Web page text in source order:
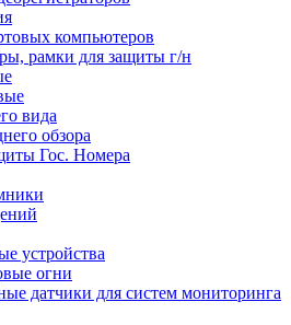
компьютеров
рамки для защиты г/н
вида
обзора
Гос. Номера
устройства
огни
датчики для систем мониторинга